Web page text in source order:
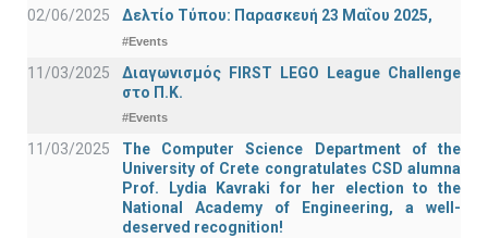
02/06/2025
Δελτίο Τύπου: Παρασκευή 23 Μαΐου 2025,
#Events
11/03/2025
Διαγωνισμός FIRST LEGO League Challenge
στο Π.Κ.
#Events
11/03/2025
The Computer Science Department of the
University of Crete congratulates CSD alumna
Prof. Lydia Kavraki for her election to the
National Academy of Engineering, a well-
deserved recognition!